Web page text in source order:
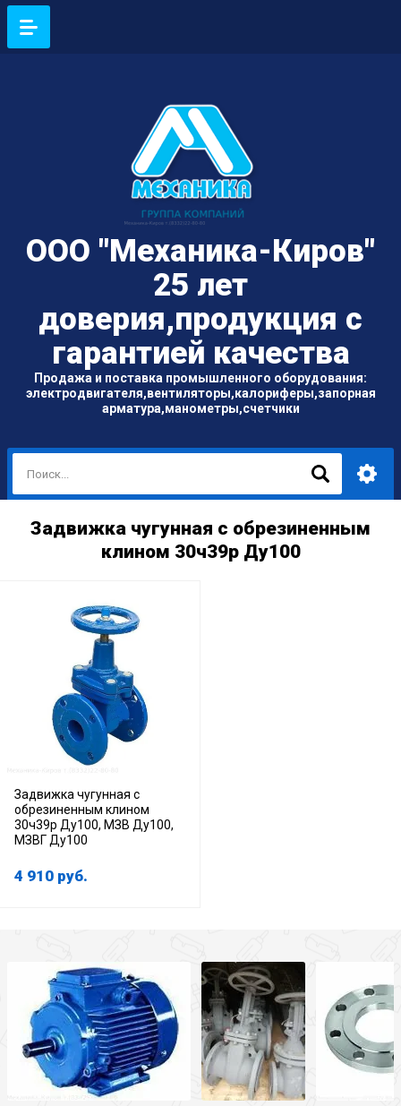
ООО "Механика-Киров"
25 лет
доверия,продукция с
гарантией качества
Продажа и поставка промышленного оборудования:
электродвигателя,вентиляторы,калориферы,запорная
арматура,манометры,счетчики
Задвижка чугунная с обрезиненным
клином 30ч39р Ду100
Задвижка чугунная с
обрезиненным клином
30ч39р Ду100, МЗВ Ду100,
МЗВГ Ду100
4 910 руб.